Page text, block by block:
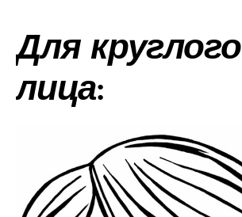
Для круглого
лица: